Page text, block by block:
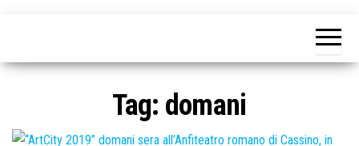
a
v
a
Tag: domani